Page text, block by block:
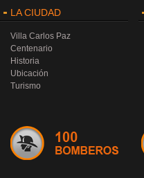
LA CIUDAD
Villa Carlos Paz
Centenario
Historia
Ubicación
Turismo